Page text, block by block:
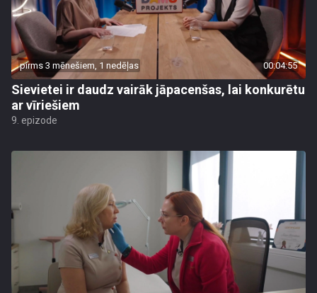
pirms 3 mēnešiem, 1 nedēļas 00:04:55
Sievietei ir daudz vairāk jāpacenšas, lai konkurētu
ar vīriešiem
9. epizode